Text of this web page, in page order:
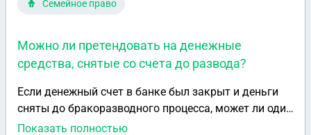
Семейное право
Можно ли претендовать на денежные
средства, снятые со счета до развода?
Если денежный счет в банке был закрыт и деньги
сняты до бракоразводного процесса, может ли один
из супругов претендовать на то чего уже нет, т. к
Показать полностью